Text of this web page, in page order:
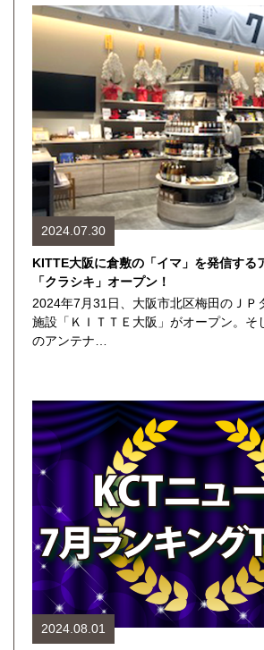
2024.07.30
KITTE大阪に倉敷の「イマ」を発信する
「クラシキ」オープン！
2024年7月31日、大阪市北区梅田のＪＰ
施設「ＫＩＴＴＥ大阪」がオープン。そ
のアンテナ…
2024.08.01